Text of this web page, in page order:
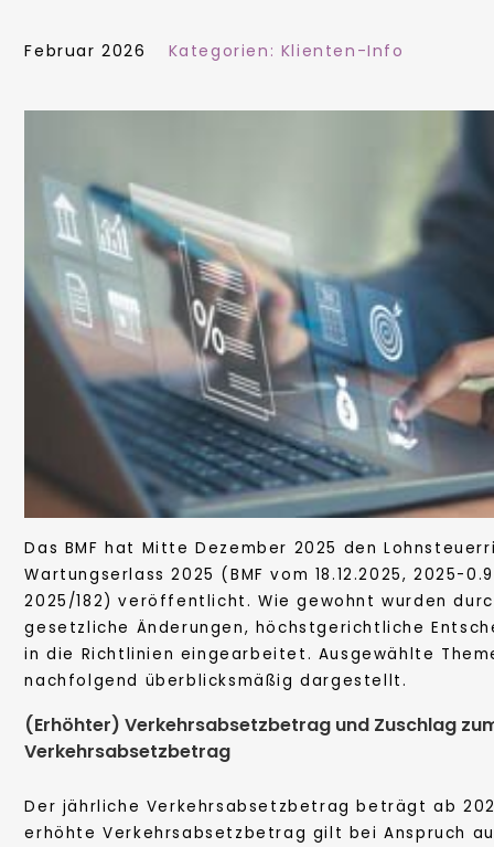
Februar 2026 Kategorien: Klienten-Info
Das BMF hat Mitte Dezember 2025 den
Wartungserlass 2025 (BMF vom 18.12.2025, 2025-
2025/182) veröffentlicht. Wie gewohnt wurden
gesetzliche Änderungen, höchstgerichtliche
in die Richtlinien eingearbeitet. Ausgewählte
nachfolgend überblicksmäßig dargestellt.
(Erhöhter) Verkehrsabsetzbetrag und Zuschlag
Verkehrsabsetzbetrag
Der jährliche Verkehrsabsetzbetrag beträgt ab
erhöhte Verkehrsabsetzbetrag gilt bei Anspruch